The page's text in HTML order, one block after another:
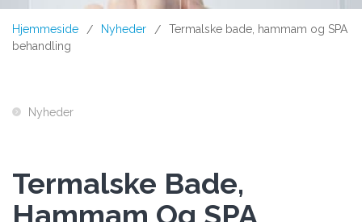
Hjemmeside / Nyheder /
Termalske bade, hammam og SPA
behandling
Nyheder
Termalske Bade,
Hammam Og SPA